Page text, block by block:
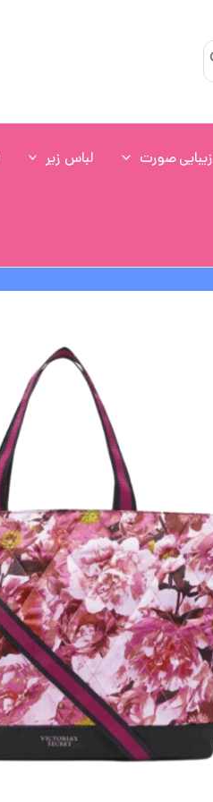
زیبایی صورت لباس زیر